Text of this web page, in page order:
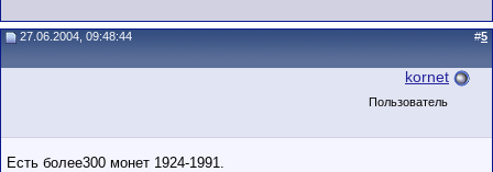
27.06.2004, 09:48:44 #5
kornet
Пользователь
Есть более300 монет 1924-1991.